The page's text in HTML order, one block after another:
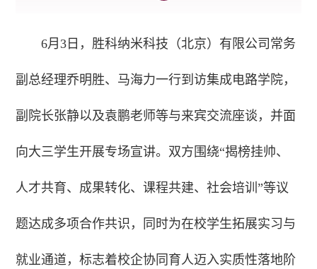
6月3日，胜科纳米科技（北京）有限公司常务
副总经理乔明胜、马海力一行到访集成电路学院，
副院长张静以及袁鹏老师等与来宾交流座谈，并面
向大三学生开展专场宣讲。双方围绕“揭榜挂帅、
人才共育、成果转化、课程共建、社会培训”等议
题达成多项合作共识，同时为在校学生拓展实习与
就业通道，标志着校企协同育人迈入实质性落地阶